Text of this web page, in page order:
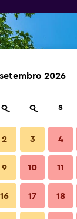
setembro 2026
Q Q S
2 3 4
9 10 11
16 17 18